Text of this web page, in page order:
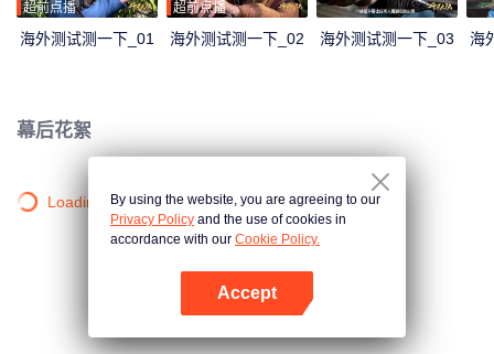
铸唐门的辉煌？
超前点播
海外测试测一下_01
超前点播
海外测试测一下_02 海外测试测一下_03 海
幕后花絮
Loading…By using the website, you are agreeing to our
Privacy Policy and the use of cookies in
accordance with our Cookie Policy.
Accept